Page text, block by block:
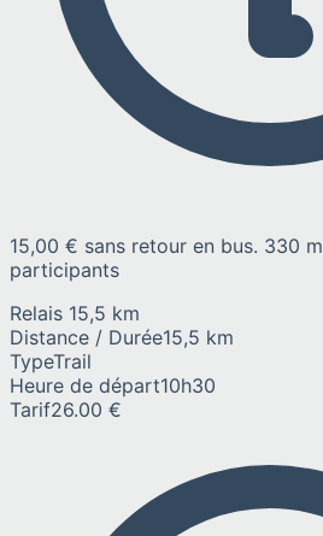
15,00 € sans retour en bus. 330
participants
Relais 15,5 km
Distance / Durée15,5 km
TypeTrail
Heure de départ10h30
Tarif26.00 €